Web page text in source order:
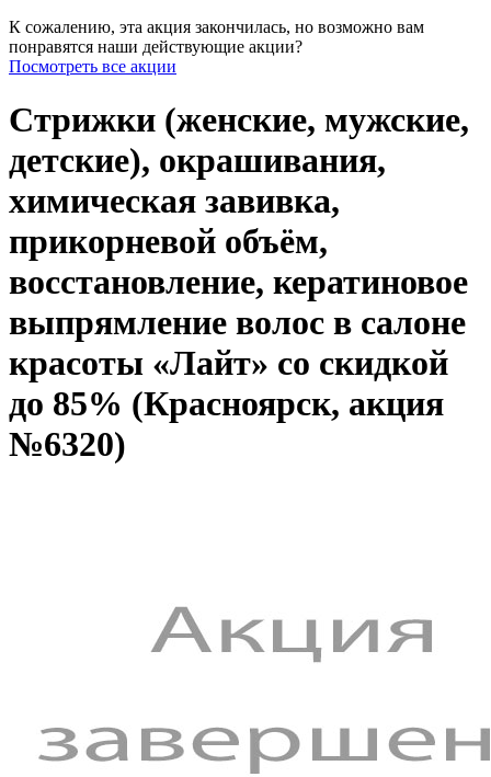
К сожалению, эта акция закончилась, но возможно вам
понравятся наши действующие акции?
Посмотреть все акции
Стрижки (женские, мужские,
детские), окрашивания,
химическая завивка,
прикорневой объём,
восстановление, кератиновое
выпрямление волос в салоне
красоты «Лайт» со скидкой
до 85% (Красноярск, акция
№6320)